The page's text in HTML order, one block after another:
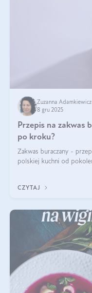
Zuzanna
8 gru 2025
Przepis na zakwas
po kroku?
Zakwas buraczany -
polskiej kuchni od
CZYTAJ